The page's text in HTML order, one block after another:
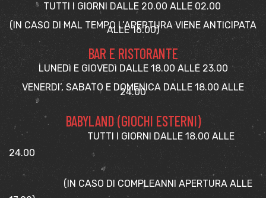
TUTTI I GIORNI DALLE 20.00 ALLE 02.00
(IN CASO DI MAL TEMPO L’APERTURA VIENE ANTICIPATA
ALLE 16.00)
BAR E RISTORANTE
LUNEDì E GIOVEDì DALLE 18.00 ALLE 23.00
VENERDI’, SABATO E DOMENICA DALLE 18.00 ALLE
24.00
BABYLAND (GIOCHI ESTERNI)
TUTTI I GIORNI DALLE 18.00 ALLE
24.00
(IN CASO DI COMPLEANNI APERTURA ALLE